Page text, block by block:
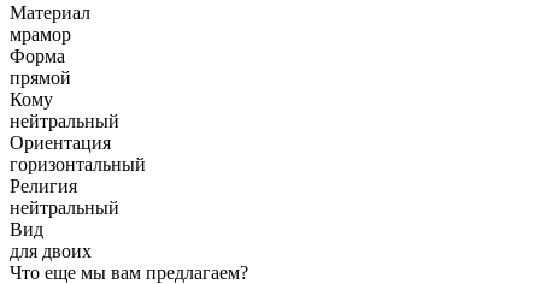
Материал
мрамор
Форма
прямой
Кому
нейтральный
Ориентация
горизонтальный
Религия
нейтральный
Вид
для двоих
Что еще мы вам предлагаем?